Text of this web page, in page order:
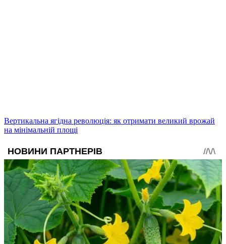
Вертикальна ягідна революція: як отримати великий врожай
на мінімальній площі